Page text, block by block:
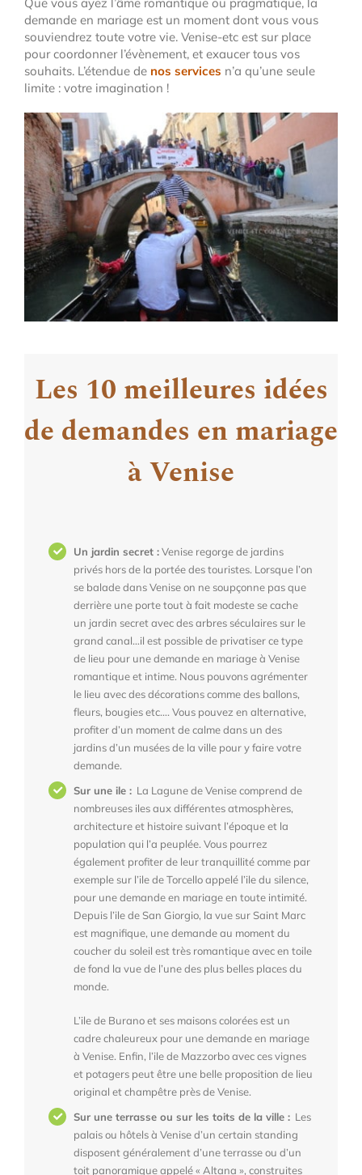
demande en mariage est un moment dont vous vous
souviendrez toute votre vie. Venise-etc est sur place
pour coordonner l’évènement, et exaucer tous vos
souhaits. L’étendue de nos services n’a qu’une seule
limite : votre imagination !
Les 10 meilleures idées
de demandes en mariage
à Venise
Un jardin secret :Venise regorge de jardins
privés hors de la portée des touristes. Lorsque l’on
se balade dans Venise on ne soupçonne pas que
derrière une porte tout à fait modeste se cache
un jardin secret avec des arbres séculaires sur le
grand canal…il est possible de privatiser ce type
de lieu pour une demande en mariage à Venise
romantique et intime. Nous pouvons agrémenter
le lieu avec des décorations comme des ballons,
fleurs, bougies etc…. Vous pouvez en alternative,
profiter d’un moment de calme dans un des
jardins d’un musées de la ville pour y faire votre
demande.
Sur une ile : La Lagune de Venise comprend de
nombreuses iles aux différentes atmosphères,
architecture et histoire suivant l’époque et la
population qui l’a peuplée. Vous pourrez
également profiter de leur tranquillité comme par
exemple sur l’ile de Torcello appelé l’ile du silence,
pour une demande en mariage en toute intimité.
Depuis l’ile de San Giorgio, la vue sur Saint Marc
est magnifique, une demande au moment du
coucher du soleil est très romantique avec en toile
de fond la vue de l’une des plus belles places du
monde.
L’ile de Burano et ses maisons colorées est un
cadre chaleureux pour une demande en mariage
à Venise. Enfin, l’ile de Mazzorbo avec ces vignes
et potagers peut être une belle proposition de lieu
original et champêtre près de Venise.
Sur une terrasse ou sur les toits de la ville : Les
palais ou hôtels à Venise d’un certain standing
disposent généralement d’une terrasse ou d’un
toit panoramique appelé « Altana », construites